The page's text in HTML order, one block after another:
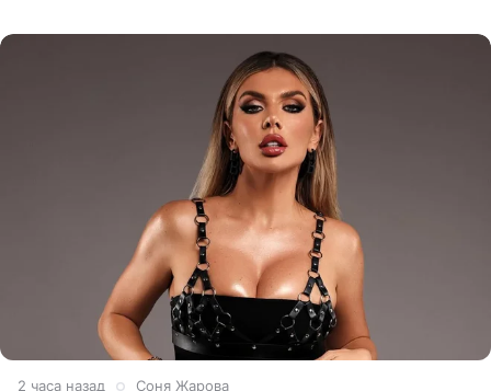
2 часа назад Соня Жарова